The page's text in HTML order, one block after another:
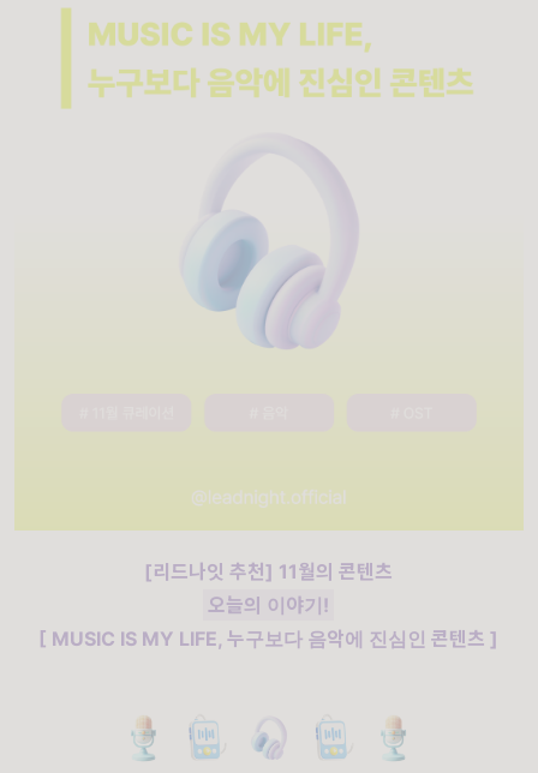
[리드나잇 추천] 11월의 콘텐츠
오늘의 이야기!
[ MUSIC IS MY LIFE, 누구보다 음악에 진심인 콘텐츠 ]